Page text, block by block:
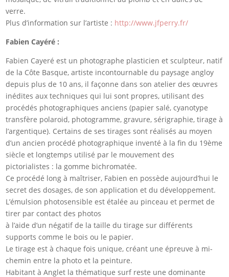
verre.
Plus d’information sur l’artiste : http://www.jfperry.fr/
Fabien Cayéré :
Fabien Cayeré est un photographe plasticien et sculpteur, natif
de la Côte Basque, artiste incontournable du paysage angloy
depuis plus de 10 ans, il façonne dans son atelier des œuvres
inédites aux techniques qui lui sont propres, utilisant des
procédés photographiques anciens (papier salé, cyanotype
transfère polaroid, photogramme, gravure, sérigraphie, tirage à
l’argentique). Certains de ses tirages sont réalisés au moyen
d’un ancien procédé photographique inventé à la fin du 19ème
siècle et longtemps utilisé par le mouvement des
pictorialistes : la gomme bichromatée.
Ce procédé long à maîtriser, Fabien en possède aujourd’hui le
secret des dosages, de son application et du développement.
L’émulsion photosensible est étalée au pinceau et permet de
tirer par contact des photos
à l’aide d’un négatif de la taille du tirage sur différents
supports comme le bois ou le papier.
Le tirage est à chaque fois unique, créant une épreuve à mi-
chemin entre la photo et la peinture.
Habitant à Anglet la thématique surf reste une dominante